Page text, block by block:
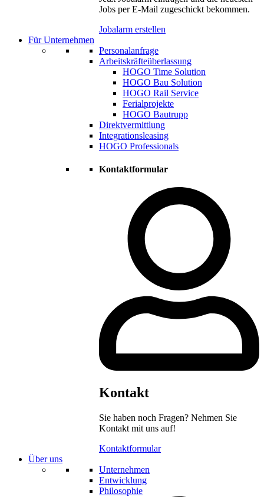
Jobs per E-Mail zugeschickt bekommen.
Jobalarm erstellen
Für Unternehmen
Personalanfrage
Arbeitskräfteüberlassung
HOGO Time Solution
HOGO Bau Solution
HOGO Rail Service
Ferialprojekte
HOGO Bautrupp
Direktvermittlung
Integrationsleasing
HOGO Professionals
Kontaktformular
Kontakt
Sie haben noch Fragen? Nehmen Sie
Kontakt mit uns auf!
Kontaktformular
Über uns
Unternehmen
Entwicklung
Philosophie